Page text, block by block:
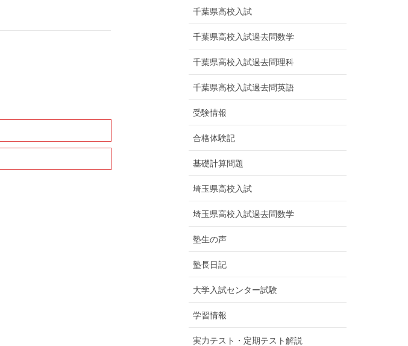
千葉県高校入試
千葉県高校入試過去問数学
千葉県高校入試過去問理科
千葉県高校入試過去問英語
受験情報
合格体験記
基礎計算問題
埼玉県高校入試
埼玉県高校入試過去問数学
塾生の声
塾長日記
大学入試センター試験
学習情報
実力テスト・定期テスト解説